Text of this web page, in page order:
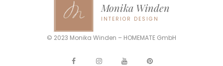
Monika Winden
INTERIOR DESIGN
© 2023 Monika Winden – HOMEMATE GmbH